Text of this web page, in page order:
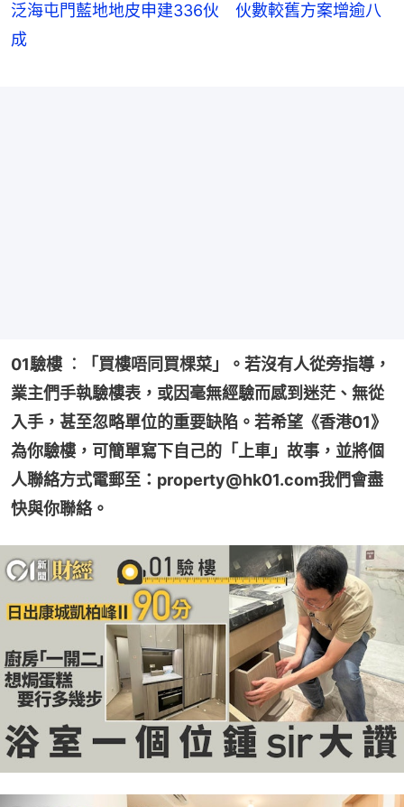
泛海屯門藍地地皮申建336伙 伙數較舊方案增逾八
成
01驗樓 ︰「買樓唔同買棵菜」。若沒有人從旁指導，
業主們手執驗樓表，或因毫無經驗而感到迷茫、無從
入手，甚至忽略單位的重要缺陷。若希望《香港01》
為你驗樓，可簡單寫下自己的「上車」故事，並將個
人聯絡方式電郵至：property@hk01.com我們會盡
快與你聯絡。